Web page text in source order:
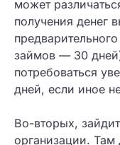
процедуру. Во-
соглашения. Хотя
регламент
первые 14 дней
имеете право на
оповещения (для
уведомление
иное не указано